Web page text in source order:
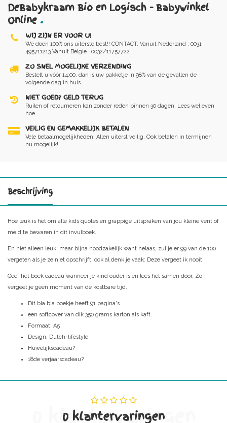
DeBabykraam Bio en Logisch - Babywinkel
Online .
WIJ ZIJN ER VOOR U!
We doen 100% ons uiterste best!! CONTACT: Vanuit Nederland : 0031
495711213 Vanuit Belgie : 0032/11757722
ZO SNEL MOGELIJKE VERZENDING
Bestelt u vóór 14:00, dan is uw pakketje in 98% van de gevallen de
volgende dag in huis
NIET GOED? GELD TERUG
Ruilen of retourneren kan zonder reden binnen 30 dagen. Lees wel even
hoe...
VEILIG EN GEMAKKELIJK BETALEN
Vele betaalmogelijkheden. Allen uiterst veilig. Ook betalen in termijnen
nu mogelijk!
Beschrijving
Hoe leuk is het om alle kids quotes en grappige uitspraken van jou kleine vent of
meid te bewaren in dit invulboek.
En niet alleen leuk, maar bijna noodzakelijk want helaas, zul je er 99 van de 100
vergeten als je ze niet opschrijft, ook al denk je vaak: Deze vergeet ik nooit'.
Geef het boek cadeau wanneer je kind ouder is en lees het samen door. Zo
vergeet je geen moment van de kostbare tijd.
Dit bla bla boekje heeft 91 pagina's
een softcover van dik 350 grams karton als kaft.
Formaat: A5
Design: Dutch-lifestyle
Huwelijkscadeau?
18de verjaarscadeau?
0 klantervaringen
0 klantervaringen